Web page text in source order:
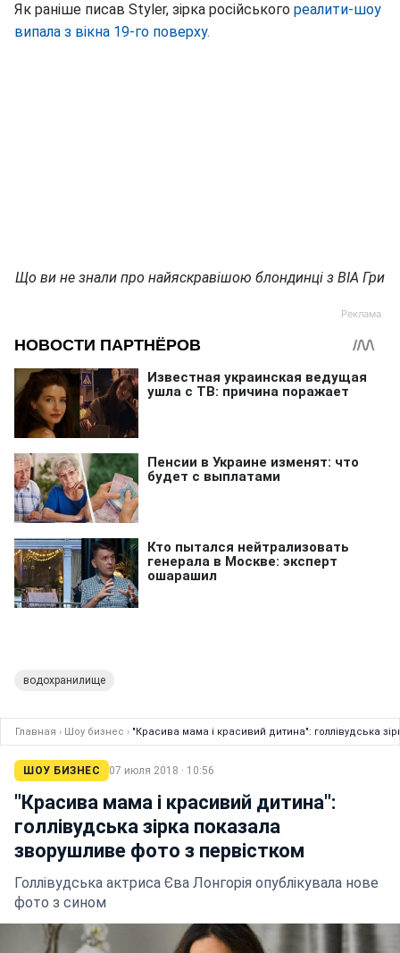
Як раніше писав Styler, зірка російського реалити-шоу
випала з вікна 19-го поверху.
Що ви не знали про найяскравішою блондинці з ВІА Гри
водохранилище
Главная › Шоу бизнес › "Красива мама і красивий дитина": голлівудська
ШОУ БИЗНЕС 07 июля 2018 · 10:56
"Красива мама і красивий дитина":
голлівудська зірка показала
зворушливе фото з первістком
Голлівудська актриса Єва Лонгорія опублікувала нове
фото з сином